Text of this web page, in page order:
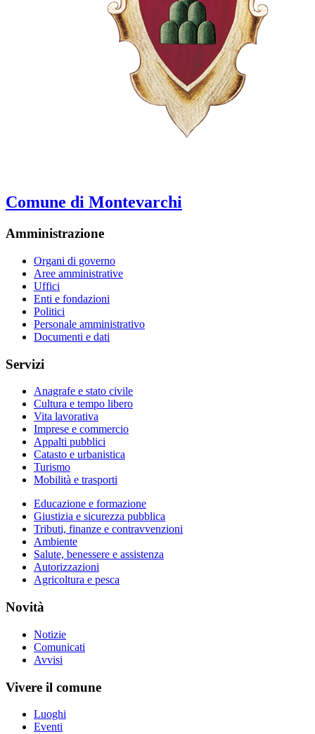
Comune di Montevarchi
Amministrazione
Organi di governo
Aree amministrative
Uffici
Enti e fondazioni
Politici
Personale amministrativo
Documenti e dati
Servizi
Anagrafe e stato civile
Cultura e tempo libero
Vita lavorativa
Imprese e commercio
Appalti pubblici
Catasto e urbanistica
Turismo
Mobilità e trasporti
Educazione e formazione
Giustizia e sicurezza pubblica
Tributi, finanze e contravvenzioni
Ambiente
Salute, benessere e assistenza
Autorizzazioni
Agricoltura e pesca
Novità
Notizie
Comunicati
Avvisi
Vivere il comune
Luoghi
Eventi